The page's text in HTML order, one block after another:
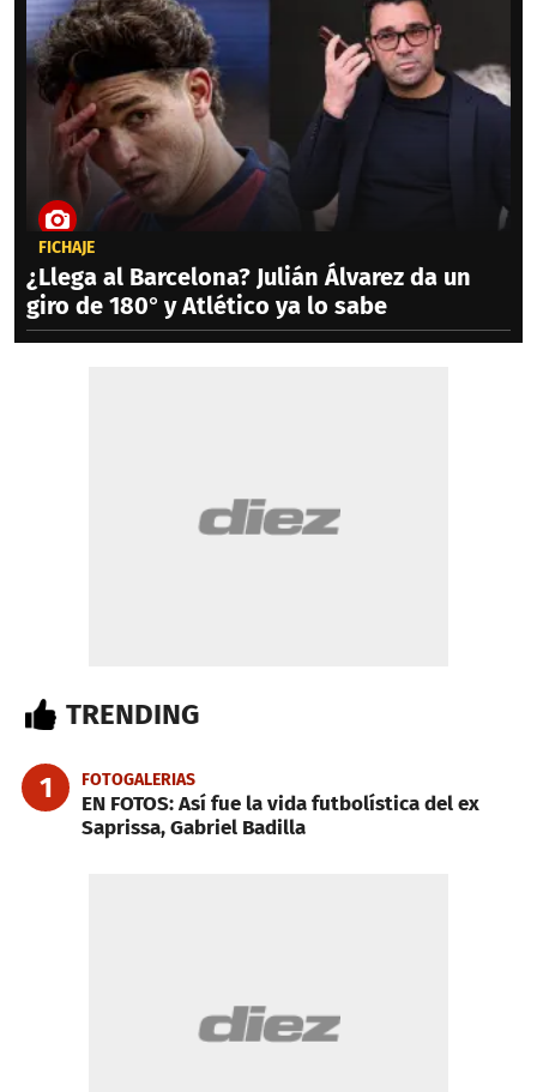
FICHAJE
¿Llega al Barcelona? Julián Álvarez da un
giro de 180° y Atlético ya lo sabe
TRENDING
1 FOTOGALERIAS
EN FOTOS: Así fue la vida futbolística del ex
Saprissa, Gabriel Badilla